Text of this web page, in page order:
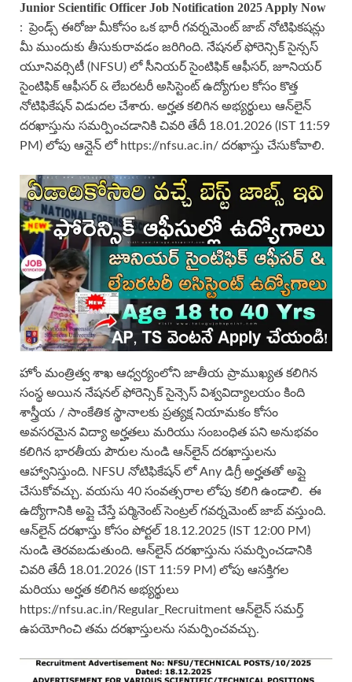
Junior Scientific Officer Job Notification 2025 Apply Now
: ప్రెండ్స్ ఈరోజు మీకోసం ఒక భారీ గవర్నమెంట్ జాబ్ నోటిఫికషన్లు
మీ ముందుకు తీసుకురావడం జరిగింది. నేషనల్ ఫోరెన్సిక్ సైన్సస్
యూనివర్సిటీ (NFSU) లో సీనియర్ సైంటిఫిక్ ఆఫీసర్, జూనియర్
సైంటిఫిక్ ఆఫీసర్ & లేబరటరీ అసిస్టెంట్ ఉద్యోగుల కోసం కొత్త
నోటిఫికేషన్ విడుదల చేశారు. అర్హత కలిగిన అభ్యర్థులు ఆన్‌లైన్
దరఖాస్తును సమర్పించడానికి చివరి తేదీ 18.01.2026 (IST 11:59
PM) లోపు ఆన్లైన్ లో https://nfsu.ac.in/ దరఖాస్తు చేసుకోవాలి.
హోం మంత్రిత్వ శాఖ ఆధ్వర్యంలోని జాతీయ ప్రాముఖ్యత కలిగిన
సంస్థ అయిన నేషనల్ ఫోరెన్సిక్ సైన్సెస్ విశ్వవిద్యాలయం కింది
శాస్త్రీయ / సాంకేతిక స్థానాలకు ప్రత్యక్ష నియామకం కోసం
అవసరమైన విద్యా అర్హతలు మరియు సంబంధిత పని అనుభవం
కలిగిన భారతీయ పౌరుల నుండి ఆన్‌లైన్ దరఖాస్తులను
ఆహ్వానిస్తుంది. NFSU నోటిఫికేషన్ లో Any డిగ్రీ అర్హతతో అప్లై
చేసుకోవచ్చు. వయసు 40 సంవత్సరాల లోపు కలిగి ఉండాలి. ఈ
ఉద్యోగానికి అప్లై చేస్తే పర్మినెంట్ సెంట్రల్ గవర్నమెంట్ జాబ్ వస్తుంది.
ఆన్‌లైన్ దరఖాస్తు కోసం పోర్టల్ 18.12.2025 (IST 12:00 PM)
నుండి తెరవబడుతుంది. ఆన్‌లైన్ దరఖాస్తును సమర్పించడానికి
చివరి తేదీ 18.01.2026 (IST 11:59 PM) లోపు ఆసక్తిగల
మరియు అర్హత కలిగిన అభ్యర్థులు
https://nfsu.ac.in/Regular_Recruitment ఆన్‌లైన్ సమర్త్
ఉపయోగించి తమ దరఖాస్తులను సమర్పించవచ్చు.